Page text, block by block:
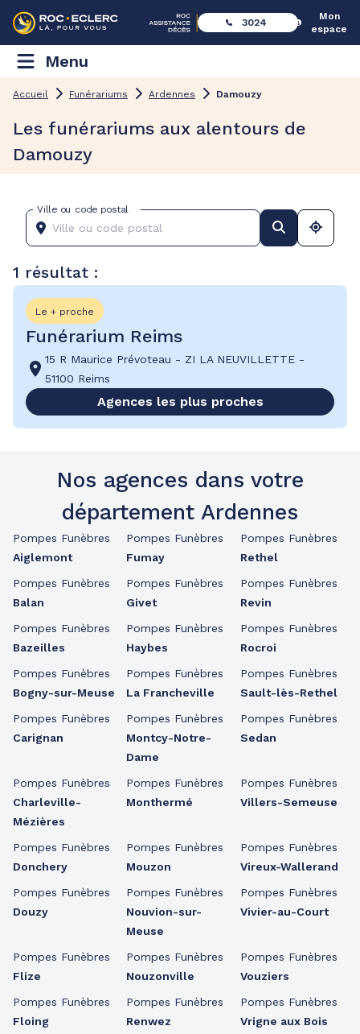
3024
Mon
espace
Menu
Accueil Funérariums Ardennes Damouzy
Les funérariums aux alentours de
Damouzy
Ville ou code postal
1 résultat :
Le + proche
Funérarium Reims
15 R Maurice Prévoteau - ZI LA NEUVILLETTE -
51100 Reims
Agences les plus proches
Nos agences dans votre
département Ardennes
Pompes Funèbres
Aiglemont
Pompes Funèbres
Balan
Pompes Funèbres
Bazeilles
Pompes Funèbres
Bogny-sur-Meuse
Pompes Funèbres
Carignan
Pompes Funèbres
Charleville-
Mézières
Pompes Funèbres
Donchery
Pompes Funèbres
Douzy
Pompes Funèbres
Flize
Pompes Funèbres
Floing
Pompes Funèbres
Fumay
Pompes Funèbres
Givet
Pompes Funèbres
Haybes
Pompes Funèbres
La Francheville
Pompes Funèbres
Montcy-Notre-
Dame
Pompes Funèbres
Monthermé
Pompes Funèbres
Mouzon
Pompes Funèbres
Nouvion-sur-
Meuse
Pompes Funèbres
Nouzonville
Pompes Funèbres
Renwez
Pompes Funèbres
Rethel
Pompes Funèbres
Revin
Pompes Funèbres
Rocroi
Pompes Funèbres
Sault-lès-Rethel
Pompes Funèbres
Sedan
Pompes Funèbres
Villers-Semeuse
Pompes Funèbres
Vireux-Wallerand
Pompes Funèbres
Vivier-au-Court
Pompes Funèbres
Vouziers
Pompes Funèbres
Vrigne aux Bois